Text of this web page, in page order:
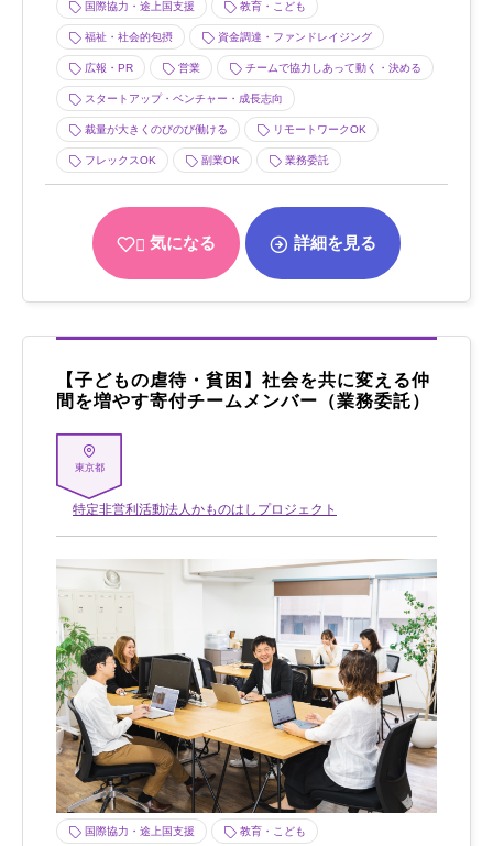
国際協力・途上国支援 教育・こども
福祉・社会的包摂 資金調達・ファンドレイジング
広報・PR 営業 チームで協力しあって動く・決める
スタートアップ・ベンチャー・成長志向
裁量が大きくのびのび働ける リモートワークOK
フレックスOK 副業OK 業務委託
気になる 詳細を見る
【子どもの虐待・貧困】社会を共に変える仲
間を増やす寄付チームメンバー（業務委託）
東京都
特定非営利活動法人かものはしプロジェクト
国際協力・途上国支援 教育・こども